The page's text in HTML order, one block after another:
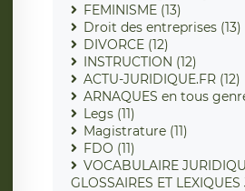
FEMINISME (13)
Droit des entreprises (13)
DIVORCE (12)
INSTRUCTION (12)
ACTU-JURIDIQUE.FR (12)
ARNAQUES en tous
Legs (11)
Magistrature (11)
FDO (11)
VOCABULAIRE
GLOSSAIRES ET